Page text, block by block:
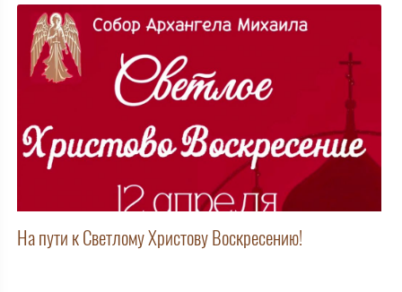
На пути к Светлому Христову Воскресению!